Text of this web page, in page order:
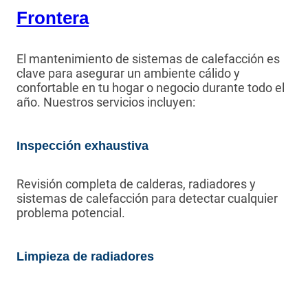
Frontera
El mantenimiento de sistemas de calefacción es
clave para asegurar un ambiente cálido y
confortable en tu hogar o negocio durante todo el
año. Nuestros servicios incluyen:
Inspección exhaustiva
Revisión completa de calderas, radiadores y
sistemas de calefacción para detectar cualquier
problema potencial.
Limpieza de radiadores